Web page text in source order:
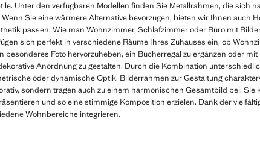
Unter den verfügbaren Modellen finden Sie Metallrahmen, die sich
Sie eine wärmere Alternative bevorzugen, bieten wir Ihnen auch
passen. Wie man Wohnzimmer, Schlafzimmer oder Büro mit
sich perfekt in verschiedene Räume Ihres Zuhauses ein, ob
besonderes Foto hervorzuheben, ein Bücherregal zu ergänzen oder
Anordnung zu gestalten. Durch die Kombination
oder dynamische Optik. Bilderrahmen zur Gestaltung
sondern tragen auch zu einem harmonischen Gesamtbild bei. Sie
und so eine stimmige Komposition erzielen. Dank der
Wohnbereiche integrieren.